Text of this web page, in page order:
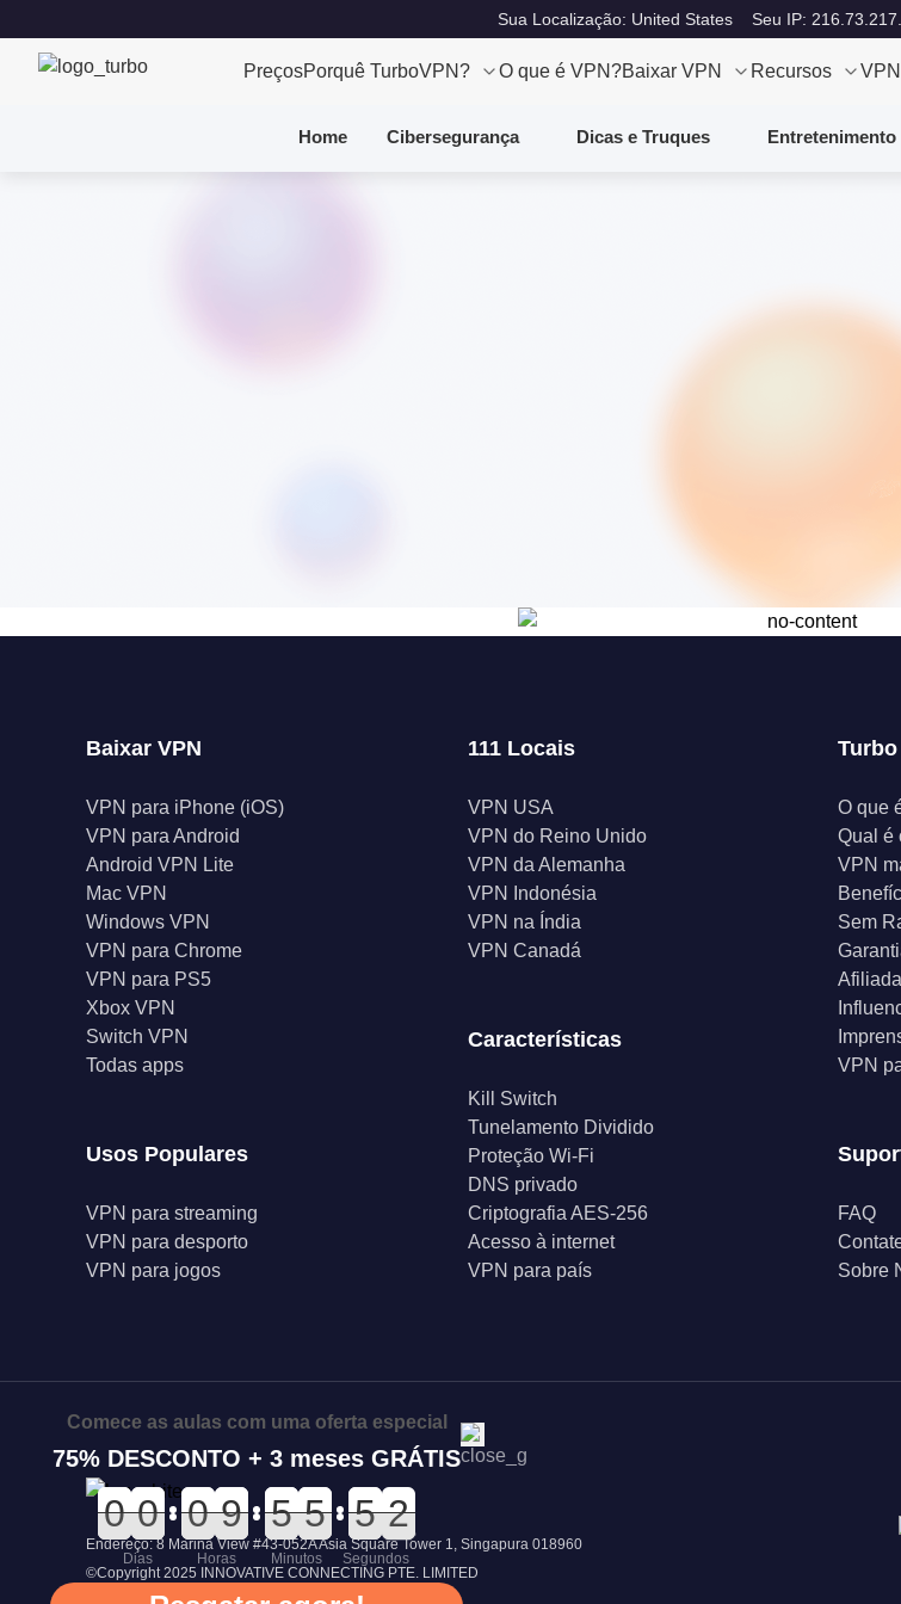
Sua Localização: United States Seu IP:
PreçosPorquê TurboVPN? O que é VPN?Baixar VPN Recursos
Home Cibersegurança Dicas e Truques Entretenimento
Baixar VPN
VPN para iPhone (iOS)
VPN para Android
Android VPN Lite
Mac VPN
Windows VPN
VPN para Chrome
VPN para PS5
Xbox VPN
Switch VPN
Todas apps
Usos Populares
VPN para streaming
VPN para desporto
VPN para jogos
111 Locais
VPN USA
VPN do Reino Unido
VPN da Alemanha
VPN Indonésia
VPN na Índia
VPN Canadá
Características
Kill Switch
Tunelamento Dividido
Proteção Wi-Fi
DNS privado
Criptografia AES-256
Acesso à internet
VPN para país
Turbo
O que
Qual é
VPN
Sem
Afiliada
VPN
FAQ
Sobre
Endereço: 8 Marina View #43-052A Asia Square Tower 1, Singapura 018960
©Copyright 2025 INNOVATIVE CONNECTING PTE. LIMITED
Comece as aulas com uma oferta especial
75% DESCONTO + 3 meses GRÁTIS
0
0
0
0 0
0
0
0 0
0
0
0 0
0
9
9 0
0
5
5 6
6
5
5 0
0
5
5 2
2
1
Dias Horas Minutos Segundos